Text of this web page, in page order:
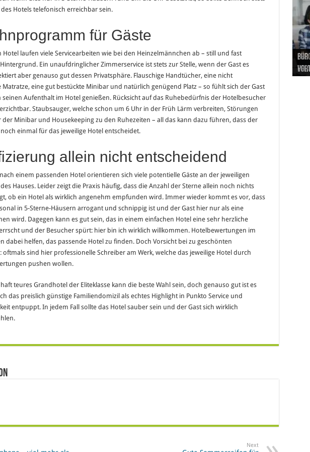
Hotels telefonisch erreichbar sein.
für Gäste
Hotel laufen viele Servicearbeiten wie bei den Heinzelmännchen ab – still und fast
Ein unaufdringlicher Zimmerservice ist stets zur Stelle, wenn der Gast es
aber genauso gut dessen Privatsphäre. Flauschige Handtücher, eine nicht
eine gut bestückte Minibar und natürlich genügend Platz – so fühlt sich der Gast
Aufenthalt im Hotel genießen. Rücksicht auf das Ruhebedürfnis der Hotelbesucher
Staubsauger, welche schon um 6 Uhr in der Früh Lärm verbreiten, Störungen
Minibar und Housekeeping zu den Ruhezeiten – all das kann dazu führen, dass der
einmal für das jeweilige Hotel entscheidet.
allein nicht entscheidend
einem passenden Hotel orientieren sich viele potentielle Gäste an der jeweiligen
Hauses. Leider zeigt die Praxis häufig, dass die Anzahl der Sterne allein noch nichts
ob ein Hotel als wirklich angenehm empfunden wird. Immer wieder kommt es vor, dass
in 5-Sterne-Häusern arrogant und schnippig ist und der Gast hier nur als eine
wird. Dagegen kann es gut sein, das in einem einfachen Hotel eine sehr herzliche
und der Besucher spürt: hier bin ich wirklich willkommen. Hotelbewertungen im
dabei helfen, das passende Hotel zu finden. Doch Vorsicht bei zu geschönten
oftmals sind hier professionelle Schreiber am Werk, welche das jeweilige Hotel durch
pushen wollen.
teures Grandhotel der Eliteklasse kann die beste Wahl sein, doch genauso gut ist es
das preislich günstige Familiendomizil als echtes Highlight in Punkto Service und
entpuppt. In jedem Fall sollte das Hotel sauber sein und der Gast sich wirklich
Next
und
Pro